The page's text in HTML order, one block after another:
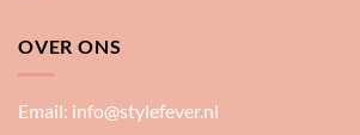
OVER ONS
Email: info@stylefever.nl